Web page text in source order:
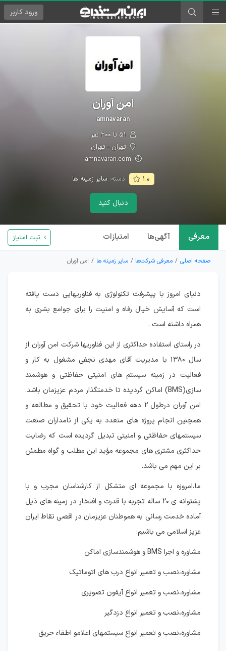
ورود کاربر
امن آوران
amnavaran
تهران - تهران
amnavaran.com
۱.۰ دسته:سایر زمینه ها
دنبال کنید
معرفی آگهی‌ها امتیازات ثبت امتیاز
صفحه اصلی معرفی شرکت‌ها سایر زمینه ها امن آوران
دنیای امروز با پیشرفت تکنولوژی به فناوریهایی دست یافته
است که آسایش خیال رفاه و امنیت را برای جوامع بشری به
همراه داشته است .
در راستای استفاده حداکثری از این فناوریها شرکت امن آوران از
سال ۱۳۸۰ با مدیریت آقای مهدی نجفی مشغول به کار و
فعالیت در زمینه سیستم های امنیتی حفاظتی و هوشمند
سازی(BMS) اماکن گردیده تا خدمتگذار مردم عزیزمان باشد.
امن آوران درطول ۲ دهه فعالیت خود با تحقیق و مطالعه و
همچنین انجام پروژه های متعدد به یکی از نامداران صنعت
سیستمهای حفاظتی و امنیتی تبدیل گردیده است که رضایت
حداکثری مشتری های مجموعه مؤید این مطلب و گواه مطمئن
بر این مهم می باشد.
ما،امروزه با مجموعه ای متشکل از کارشناسان مجرب و با
پشتوانه ی ۲۰ ساله تجربه با قدرت و افتخار در زمینه های ذیل
آماده خدمت رسانی به هموطنان عزیزمان در اقصی نقاط ایران
عزیز اسلامی می باشیم:
مشاوره و اجرا BMS و هوشمندسازی اماکن
مشاوره،نصب و تعمیر انواع درب های اتوماتیک
مشاوره،نصب و تعمیر انواع آیفون تصویری
مشاوره،نصب و تعمیر انواع دزدگیر
مشاوره،نصب و تعمیر انواع سیستمهای اعلامو اطفاء حریق